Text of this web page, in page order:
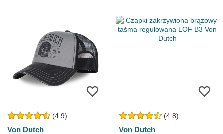
(4.9)
Von Dutch
(4.8)
Von Dutch